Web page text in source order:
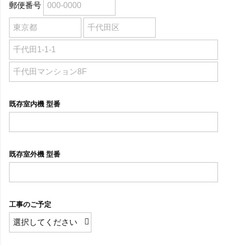
郵便番号
既存室内機 型番
既存室外機 型番
工事のご予定